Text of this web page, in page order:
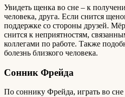
Увидеть щенка во сне – к
человека, друга. Если снится
поддержке со стороны друзей.
снится к неприятностям,
коллегами по работе. Также
болезнь близкого человека.
Сонник Фрейда
По соннику Фрейда, играть во